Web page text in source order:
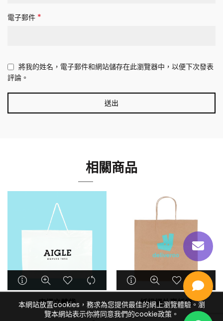
電子郵件 *
將我的姓名，電子郵件和網站儲存在此瀏覽器中，以便下次發表
評論。
相關商品
穿繩立體袋 紙扭繩外賣紙袋
本網站放置cookies，務求為您提供最佳的網上瀏覽體驗。瀏
覽本網站表示你將同意我們的cookie政策。